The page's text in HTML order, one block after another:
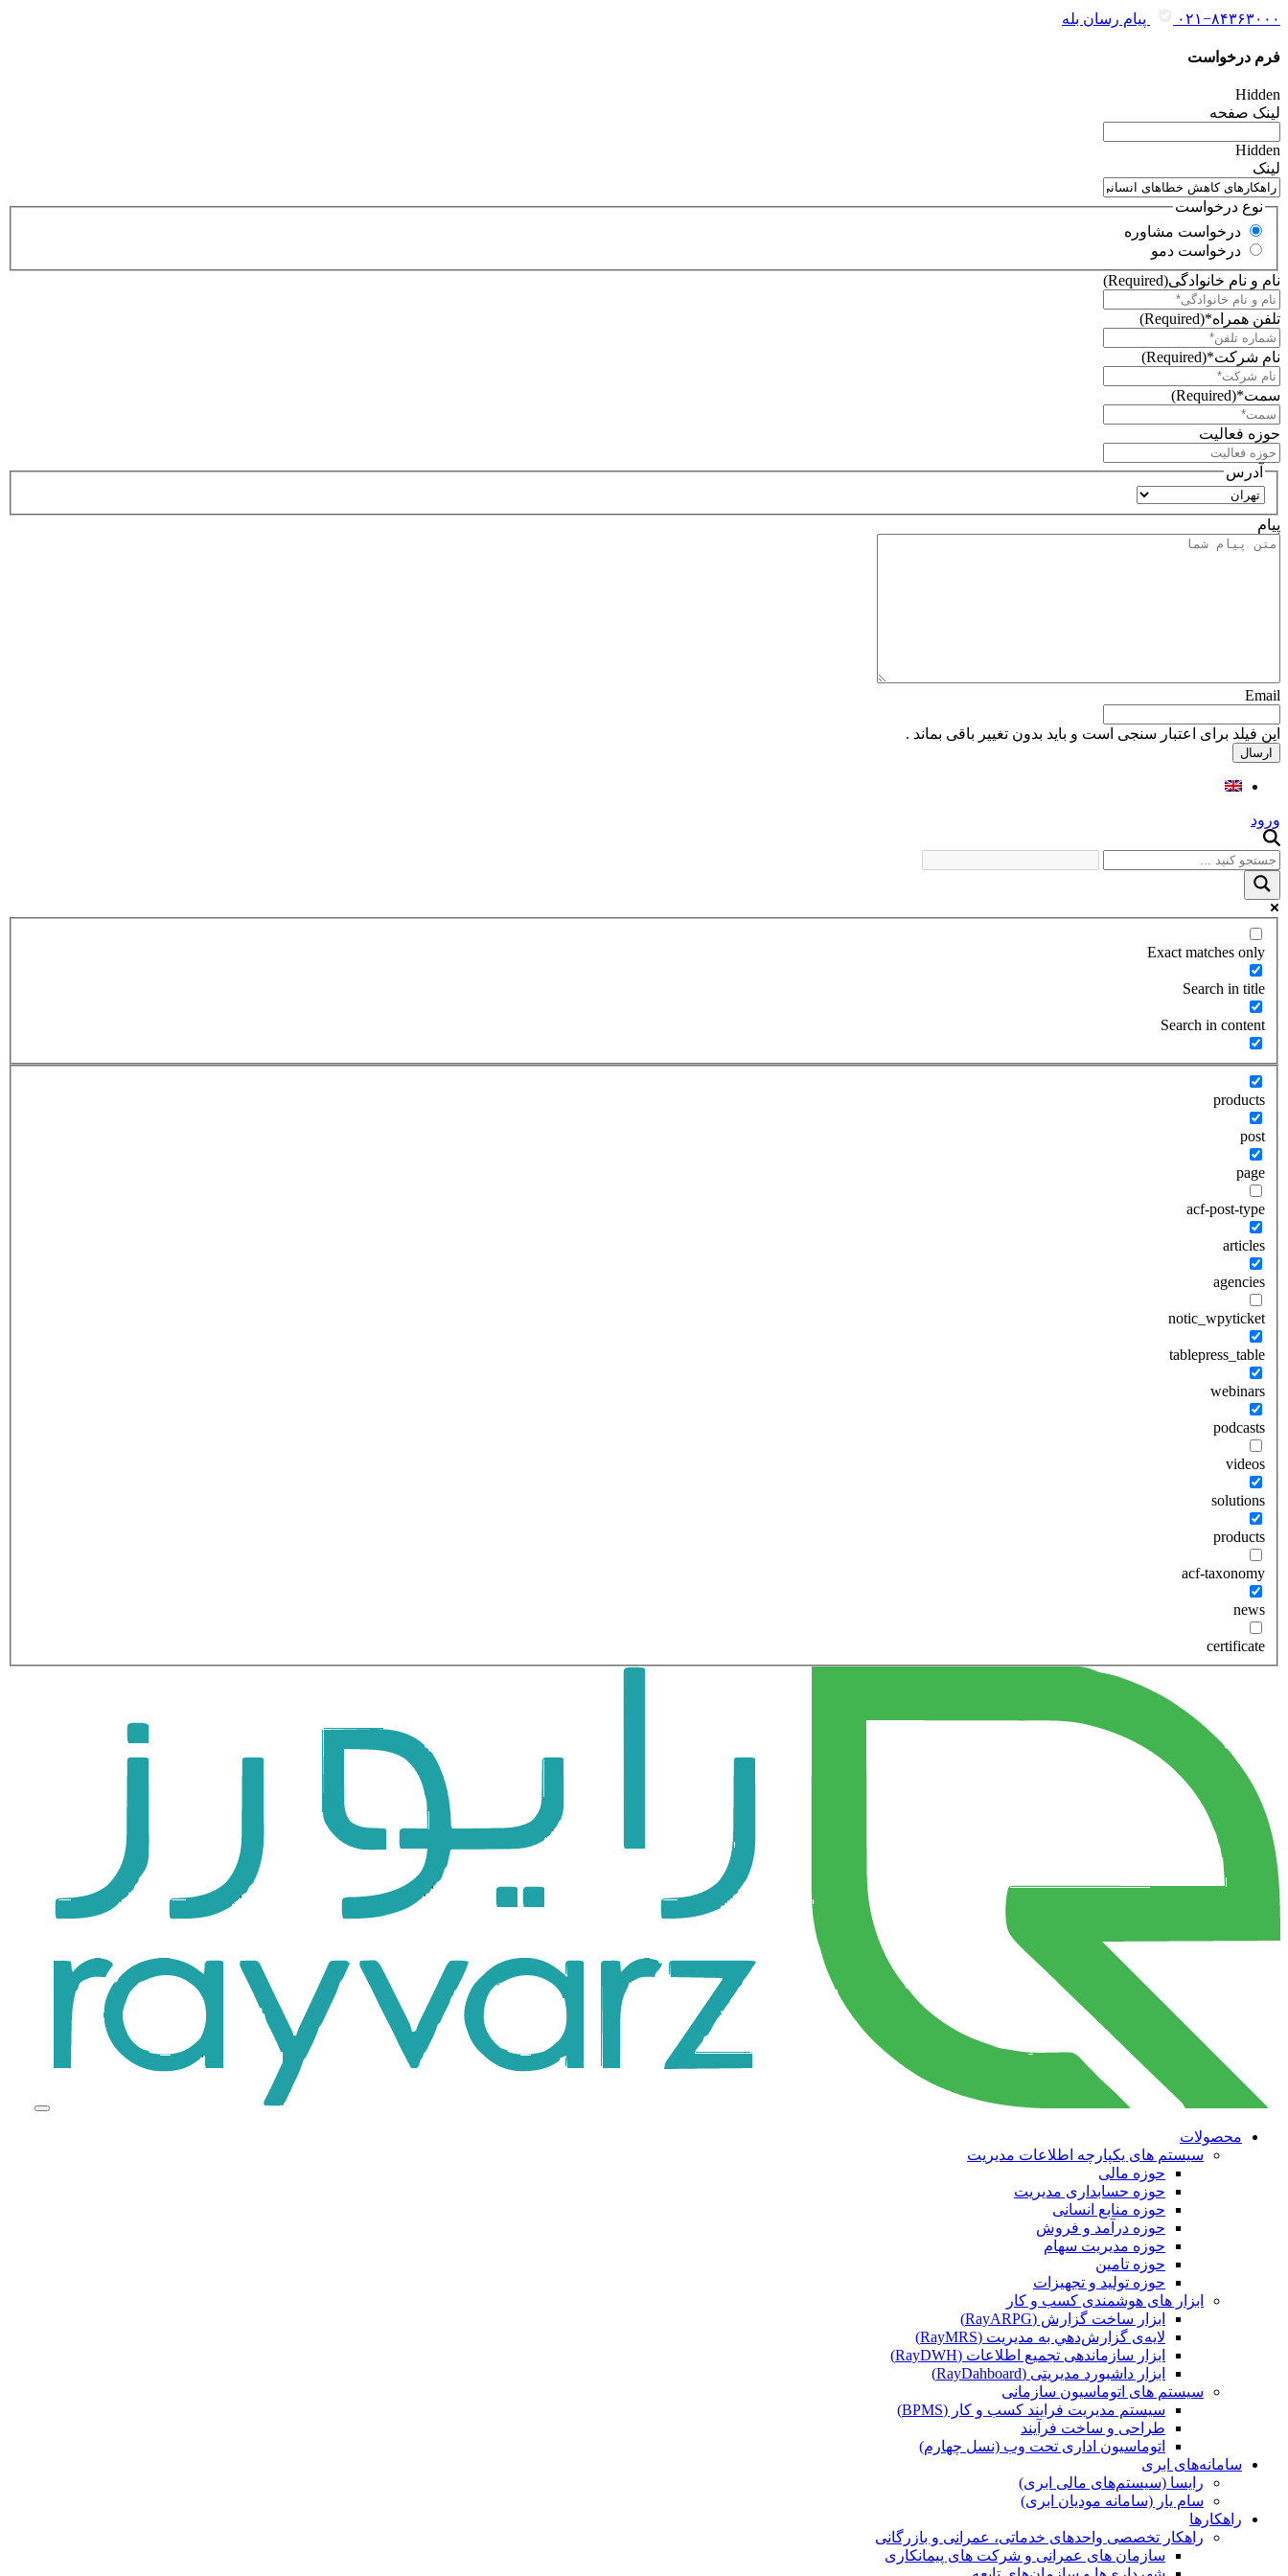
۰۲۱−۸۴۳۶۳۰۰۰ پیام رسان بله
فرم درخواست
Hidden
لینک صفحه
Hidden
لینک
نوع درخواست
درخواست مشاوره
درخواست دمو
نام و نام خانوادگی(Required)
تلفن همراه*(Required)
نام شرکت*(Required)
سمت*(Required)
حوزه فعالیت
آدرس
استان
پیام
Email
این فیلد برای اعتبار سنجی است و باید بدون تغییر باقی بماند .
ورود
Exact matches only
Search in title
Search in content
products
post
page
acf-post-type
articles
agencies
notic_wpyticket
tablepress_table
webinars
podcasts
videos
solutions
products
acf-taxonomy
news
certificate
محصولات
سیستم های یکپارچه اطلاعات مدیریت
حوزه مالی
حوزه حسابداری مدیریت
حوزه منابع انسانی
حوزه درآمد و فروش
حوزه مدیریت سهام
حوزه تامین
حوزه تولید و تجهیزات
ابزار های هوشمندی کسب و کار
ابزار ساخت گزارش (RayARPG)
لایه‌ی گزارش‌دهي به مديريت (RayMRS)
ابزار سازماندهی تجمیع اطلاعات (RayDWH)
ابزار داشبورد مدیریتی (RayDahboard)
سیستم های اتوماسیون سازمانی
سیستم مدیریت فرایند کسب و کار (BPMS)
طراحی و ساخت فرآیند
اتوماسیون اداری تحت وب (نسل چهارم)
سامانه‌های ابری
رایسا (سیستم‌های مالی ابری)
سام یار (سامانه مودیان ابری)
راهکارها
راهکار تخصصی واحدهای خدماتی، عمرانی و بازرگانی
سازمان های عمرانی و شرکت های پیمانکاری